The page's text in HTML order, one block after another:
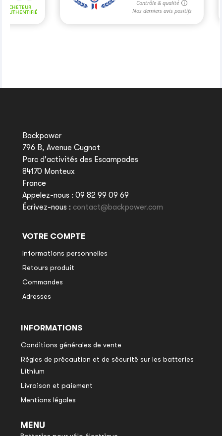
Backpower
796 B, Avenue Cugnot
Parc d'activités des Escampades
84170 Monteux
France
Appelez-nous : 09 82 99 09 69
Écrivez-nous : contact@backpower.com
VOTRE COMPTE
Informations personnelles
Retours produit
Commandes
Adresses
INFORMATIONS
Conditions générales de vente
Règles de précaution et de sécurité sur les batteries
Lithium
Livraison et paiement
Mentions légales
MENU